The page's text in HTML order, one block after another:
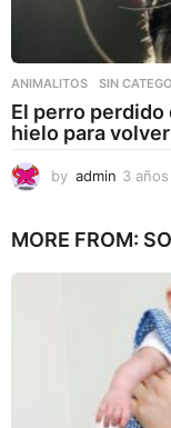
ANIMALITOS ,SIN
El perro
hielo para
by admin 3
MORE FROM: